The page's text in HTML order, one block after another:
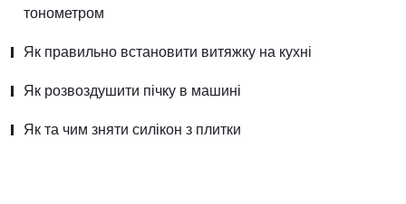
тонометром
Як правильно встановити витяжку на кухні
Як розвоздушити пічку в машині
Як та чим зняти силікон з плитки